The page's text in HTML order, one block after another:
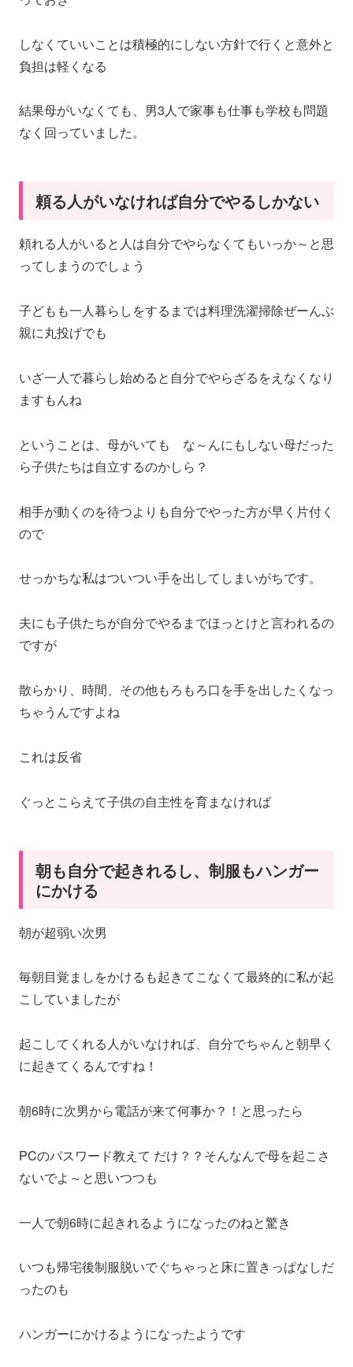
しなくていいことは積極的にしない方針で行くと意外と
負担は軽くなる
結果母がいなくても、男3人で家事も仕事も学校も問題
なく回っていました。
頼る人がいなければ自分でやるしかない
頼れる人がいると人は自分でやらなくてもいっか～と思
ってしまうのでしょう
子どもも一人暮らしをするまでは料理洗濯掃除ぜーんぶ
親に丸投げでも
いざ一人で暮らし始めると自分でやらざるをえなくなり
ますもんね
ということは、母がいても な～んにもしない母だった
ら子供たちは自立するのかしら？
相手が動くのを待つよりも自分でやった方が早く片付く
ので
せっかちな私はついつい手を出してしまいがちです。
夫にも子供たちが自分でやるまでほっとけと言われるの
ですが
散らかり、時間、その他もろもろ口を手を出したくなっ
ちゃうんですよね
これは反省
ぐっとこらえて子供の自主性を育まなければ
朝も自分で起きれるし、制服もハンガー
にかける
朝が超弱い次男
毎朝目覚ましをかけるも起きてこなくて最終的に私が起
こしていましたが
起こしてくれる人がいなければ、自分でちゃんと朝早く
に起きてくるんですね！
朝6時に次男から電話が来て何事か？！と思ったら
PCのパスワード教えて だけ？？そんなんで母を起こさ
ないでよ～と思いつつも
一人で朝6時に起きれるようになったのねと驚き
いつも帰宅後制服脱いでぐちゃっと床に置きっぱなしだ
ったのも
ハンガーにかけるようになったようです